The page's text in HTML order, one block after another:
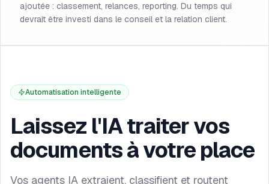
ajoutée : classement, relances, reporting. Du temps qui
devrait être investi dans le conseil et la relation client.
Automatisation intelligente
Laissez l'IA traiter vos
documents à votre place
Vos agents IA extraient, classifient et routent